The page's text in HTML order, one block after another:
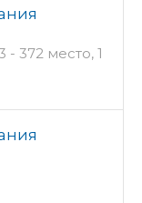
372 место, 1